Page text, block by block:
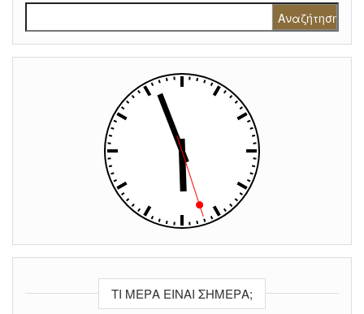
Αναζήτηση για:
ΤΙ ΜΈΡΑ ΕΊΝΑΙ ΣΉΜΕΡΑ;